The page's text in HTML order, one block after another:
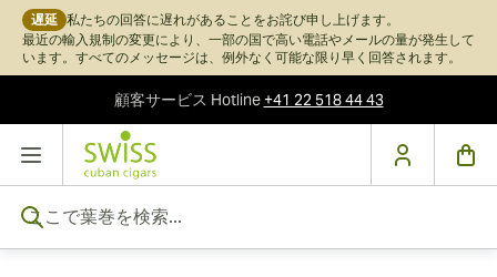
遅延 私たちの回答に遅れがあることをお詫び申し上げます。
最近の輸入規制の変更により、一部の国で高い電話やメールの量が発生して
います。すべてのメッセージは、例外なく可能な限り早く回答されます。
顧客サービス Hotline+41 22 518 44 43
コンテンツにスキップ